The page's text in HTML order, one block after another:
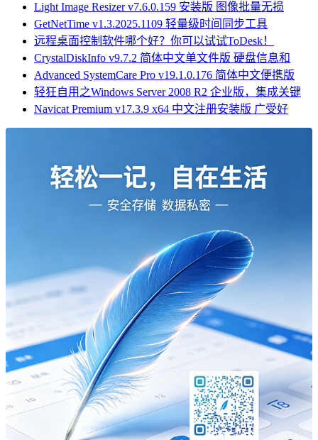
Light Image Resizer v7.6.0.159 安装版 图像批量无损
GetNetTime v1.3.2025.1109 轻量级时间同步工具
远程桌面控制软件哪个好？你可以试试ToDesk！
CrystalDiskInfo v9.7.2 简体中文单文件版 硬盘信息和
Advanced SystemCare Pro v19.1.0.176 简体中文便携版
轻狂自用之Windows Server 2008 R2 企业版，集成关键
Navicat Premium v17.3.9 x64 中文注册安装版 广受好